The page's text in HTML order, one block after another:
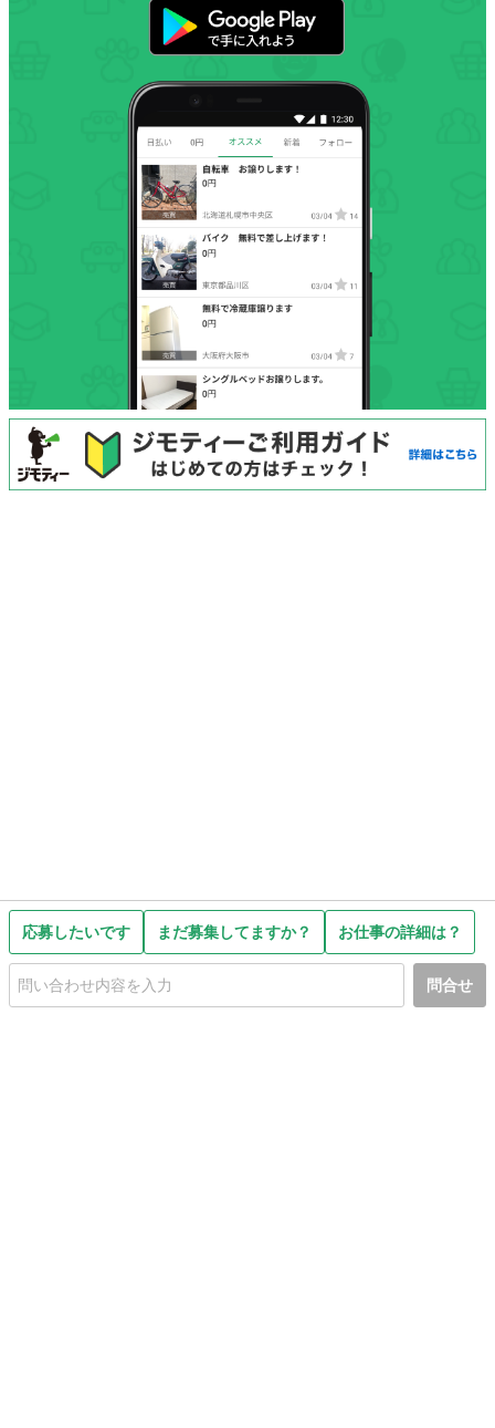
応募したいです まだ募集してますか？ お仕事の詳細は？
問合せ